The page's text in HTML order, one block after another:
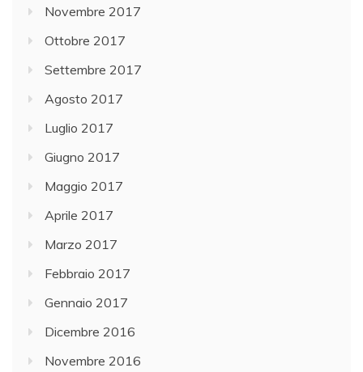
Novembre 2017
Ottobre 2017
Settembre 2017
Agosto 2017
Luglio 2017
Giugno 2017
Maggio 2017
Aprile 2017
Marzo 2017
Febbraio 2017
Gennaio 2017
Dicembre 2016
Novembre 2016